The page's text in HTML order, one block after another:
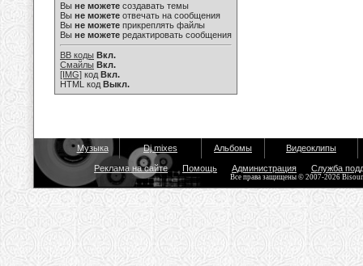
Вы не можете создавать темы
Вы не можете отвечать на сообщения
Вы не можете прикреплять файлы
Вы не можете редактировать сообщения
BB коды Вкл.
Смайлы Вкл.
[IMG] код Вкл.
HTML код Выкл.
Музыка Dj mixes Альбомы Видеоклипы
Реклама на сайте Помощь Администрация Служба
Все права защищены © 2007-2026